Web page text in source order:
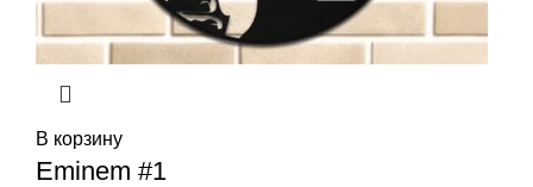
В корзину
Eminem #1